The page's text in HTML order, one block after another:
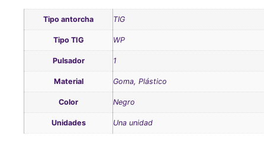
Tipo antorcha TIG
Tipo TIG WP
Pulsador 1
Material Goma, Plástico
Color Negro
Unidades Una unidad